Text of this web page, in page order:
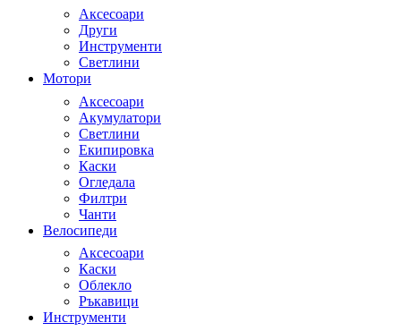
Аксесоари
Други
Инструменти
Светлини
Мотори
Аксесоари
Акумулатори
Светлини
Екипировка
Каски
Огледала
Филтри
Чанти
Велосипеди
Аксесоари
Каски
Облекло
Ръкавици
Инструменти